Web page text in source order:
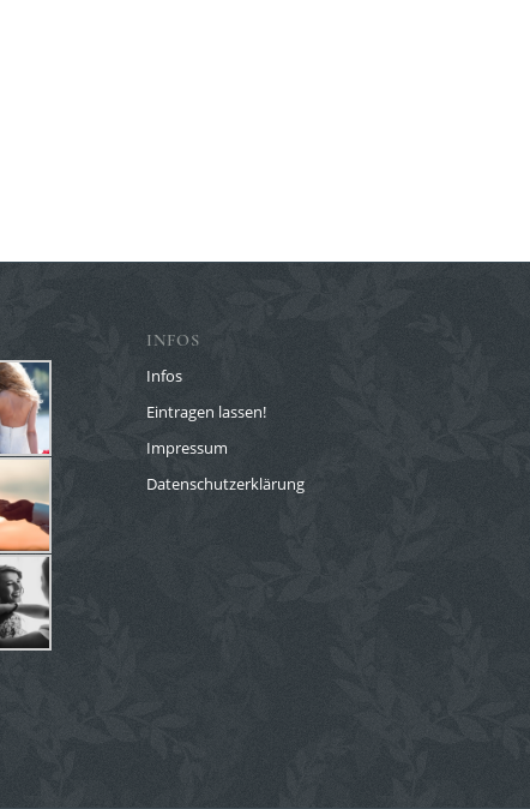
INFOS
Infos
Eintragen lassen!
Impressum
Datenschutzerklärung